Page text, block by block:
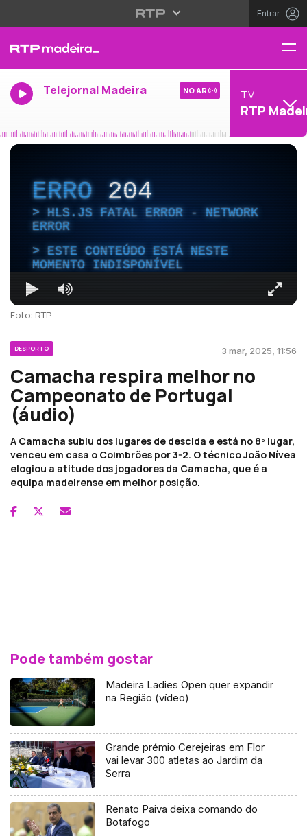
Entrar
Telejornal Madeira NO AR TV
RTP
ERRO204
HLS.JS FATAL ERROR - NETWORK
ERROR
ESTE CONTEÚDO ESTÁ NESTE
MOMENTO INDISPONÍVEL
Foto: RTP
DESPORTO 3 mar, 2025, 11:56
Camacha respira melhor no
Campeonato de Portugal
(áudio)
A Camacha subiu dos lugares de descida e está no 8º lugar,
venceu em casa o Coimbrões por 3-2. O técnico João Nívea
elogiou a atitude dos jogadores da Camacha, que é a
equipa madeirense em melhor posição.
Pode também gostar
Madeira Ladies Open quer expandir
na Região (vídeo)
Grande prémio Cerejeiras em Flor
vai levar 300 atletas ao Jardim da
Serra
Renato Paiva deixa comando do
Botafogo